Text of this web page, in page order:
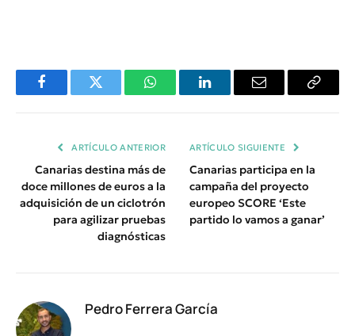
FacebookTwitter WhatsAppLinkedInEmail
Copiar
ARTÍCULO ANTERIOR
Canarias destina más de
doce millones de euros a la
adquisición de un ciclotrón
para agilizar pruebas
diagnósticas
ARTÍCULO SIGUIENTE
Canarias participa en la
campaña del proyecto
europeo SCORE ‘Este
partido lo vamos a ganar’
Pedro Ferrera García